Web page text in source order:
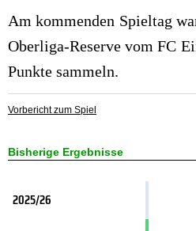
Am kommenden Spieltag
Oberliga-Reserve vom FC
Punkte sammeln.
Vorbericht zum Spiel
Bisherige Ergebnisse
2025/26